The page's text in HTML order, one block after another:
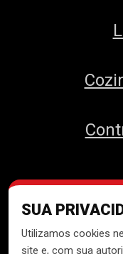
SUA
Utilizamos cookies
site e, com sua